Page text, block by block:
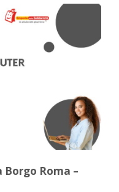
Borgo Roma –